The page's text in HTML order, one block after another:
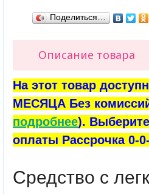
Поделиться…
Описание товара
На этот товар
МЕСЯЦА Без
подробнее).
оплаты Рассрочка 0-
Средство с